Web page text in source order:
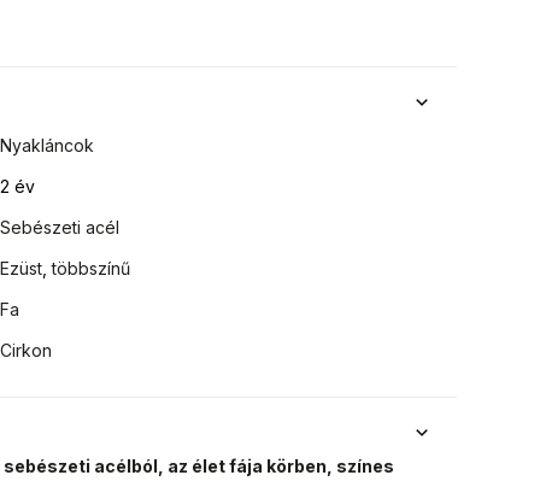
acélból, az élet fája körben, színes
Nyakláncok
2 év
Sebészeti acél
Ezüst ,többszínű
Fa
Cirkon